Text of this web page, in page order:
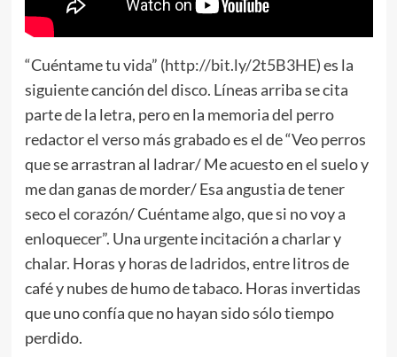
“Cuéntame tu vida” (http://bit.ly/2t5B3HE) es la
siguiente canción del disco. Líneas arriba se cita
parte de la letra, pero en la memoria del perro
redactor el verso más grabado es el de “Veo perros
que se arrastran al ladrar/ Me acuesto en el suelo y
me dan ganas de morder/ Esa angustia de tener
seco el corazón/ Cuéntame algo, que si no voy a
enloquecer”. Una urgente incitación a charlar y
chalar. Horas y horas de ladridos, entre litros de
café y nubes de humo de tabaco. Horas invertidas
que uno confía que no hayan sido sólo tiempo
perdido.